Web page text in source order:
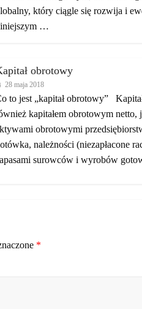
który ciągle się rozwija i
…
obrotowy
28 maja 2018
to jest „kapitał obrotowy”
kapitałem obrotowym netto,
obrotowymi
należności (niezapłacone
surowców i wyrobów
*